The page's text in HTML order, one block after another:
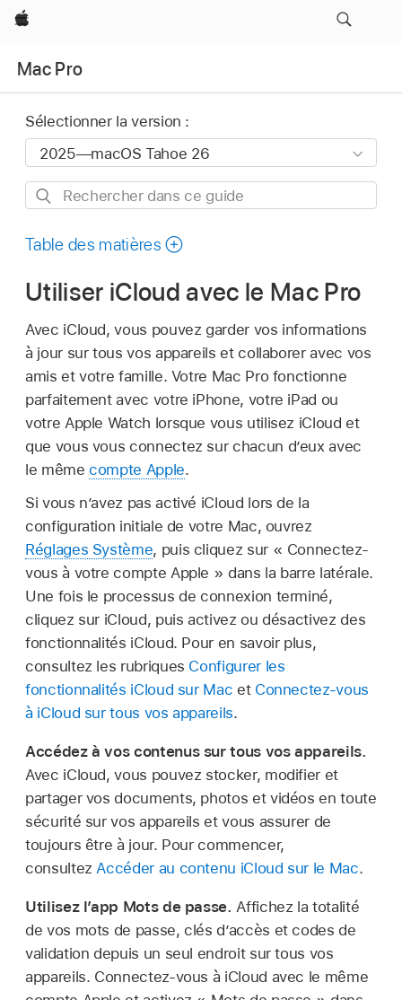
Apple
Mac Pro
Sélectionner la version :
Rechercher
ce
Table des matières
Utiliser iCloud avec le Mac Pro
Avec iCloud, vous pouvez garder vos informations
à jour sur tous vos appareils et collaborer avec vos
amis et votre famille. Votre Mac Pro fonctionne
parfaitement avec votre iPhone, votre iPad ou
votre Apple Watch lorsque vous utilisez iCloud et
que vous vous connectez sur chacun d’eux avec
le mêmecompte Apple.
Si vous n’avez pas activé iCloud lors de la
configuration initiale de votre Mac, ouvrez
Réglages Système, puis cliquez sur « Connectez-
vous à votre compte Apple » dans la barre latérale.
Une fois le processus de connexion terminé,
cliquez sur iCloud, puis activez ou désactivez des
fonctionnalités iCloud. Pour en savoir plus,
consultez les rubriques Configurer les
fonctionnalités iCloud sur Mac et Connectez-vous
à iCloud sur tous vos appareils.
Accédez à vos contenus sur tous vos appareils.
Avec iCloud, vous pouvez stocker, modifier et
partager vos documents, photos et vidéos en toute
sécurité sur vos appareils et vous assurer de
toujours être à jour. Pour commencer,
consultezAccéder au contenu iCloud sur le Mac.
Utilisez lʼapp Mots de passe.Affichez la totalité
de vos mots de passe, clés dʼaccès et codes de
validation depuis un seul endroit sur tous vos
appareils. Connectez-vous à iCloud avec le même